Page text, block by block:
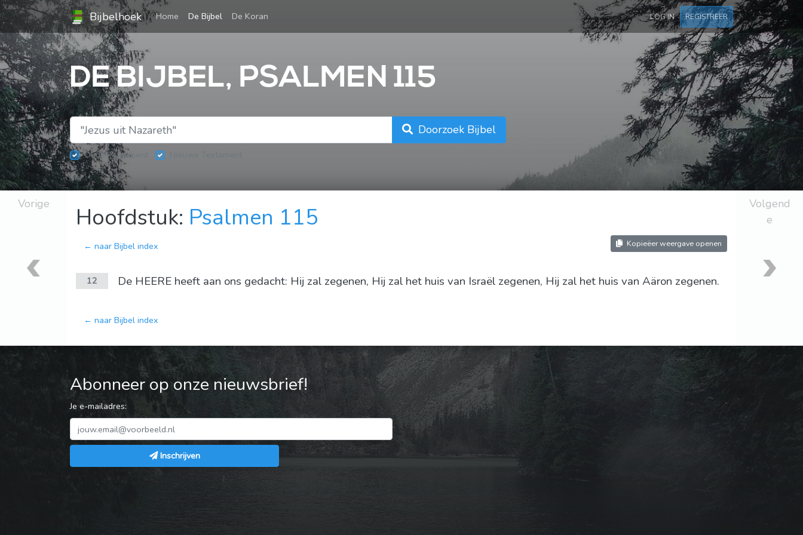
Bijbelhoek Home (current)
De Bijbel De Koran LOG IN REGISTREER
DE BIJBEL, PSALMEN 115
Doorzoek Bijbel
Oude Testament
Vorige Hoofdstuk: Psalmen 115
← naar Bijbel index Kopieëer weergave openen
12 De HEERE heeft aan ons gedacht: Hij zal zegenen, Hij zal het huis van Israël zegenen, Hij zal het huis van Aäron zegenen.
← naar Bijbel index
Volgend
e
Abonneer op onze nieuwsbrief!
Je e-mailadres:
Inschrijven